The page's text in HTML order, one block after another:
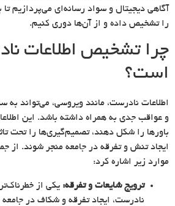
آگاهی دیجیتال و سواد رسانه‌ای می‌پردازیم تا
را تشخیص داده و از آن‌ها دوری کنیم.
چرا تشخیص اطلاعات
است؟
اطلاعات نادرست، مانند ویروسی، می‌تواند
و عواقب جدی به همراه داشته باشد. این
باورها را شکل دهند، تصمیم‌گیری‌ها را تحت
ایجاد تنش و تفرقه در جامعه منجر شوند. از
موارد زیر اشاره کرد:
ترویج شایعات و تفرقه: یکی از
نادرست، ایجاد تفرقه و شکاف در